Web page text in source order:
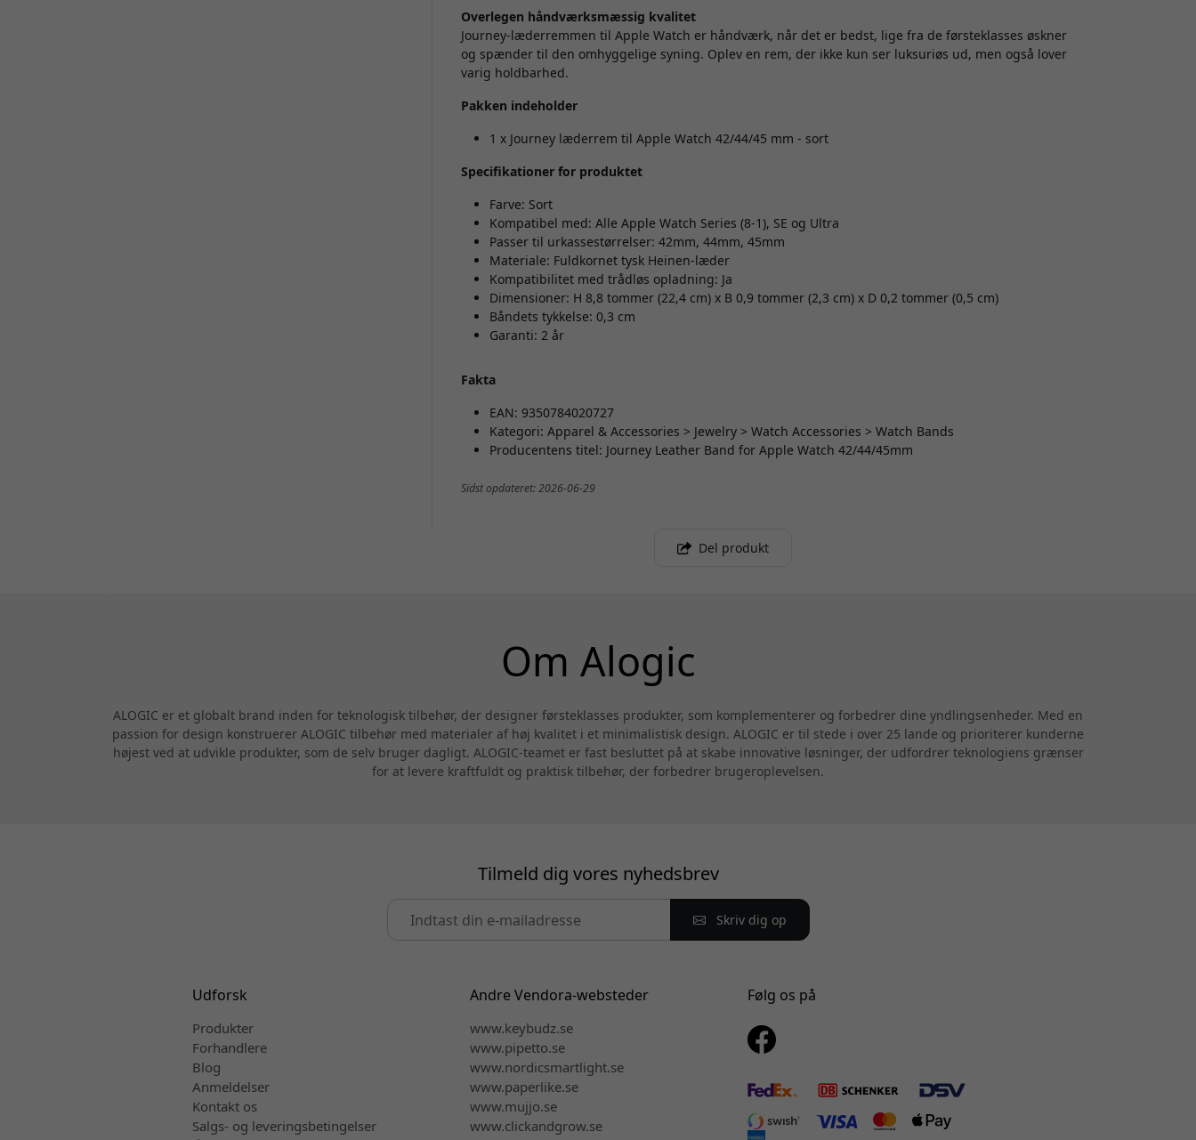
Overlegen håndværksmæssig kvalitet
Journey-læderremmen til Apple Watch er håndværk, når det er bedst, lige fra de førsteklasses øskner
og spænder til den omhyggelige syning. Oplev en rem, der ikke kun ser luksuriøs ud, men også lover
varig holdbarhed.
Pakken indeholder
1 x Journey læderrem til Apple Watch 42/44/45 mm - sort
Specifikationer for produktet
Farve: Sort
Kompatibel med: Alle Apple Watch Series (8-1), SE og Ultra
Passer til urkassestørrelser: 42mm, 44mm, 45mm
Materiale: Fuldkornet tysk Heinen-læder
Kompatibilitet med trådløs opladning: Ja
Dimensioner: H 8,8 tommer (22,4 cm) x B 0,9 tommer (2,3 cm) x D 0,2 tommer (0,5 cm)
Båndets tykkelse: 0,3 cm
Garanti: 2 år
Fakta
EAN: 9350784020727
Kategori: Apparel & Accessories > Jewelry > Watch Accessories > Watch Bands
Producentens titel: Journey Leather Band for Apple Watch 42/44/45mm
Sidst opdateret: 2026-06-29
Del produkt
Om Alogic
ALOGIC er et globalt brand inden for teknologisk tilbehør, der designer førsteklasses produkter, som komplementerer og forbedrer dine yndlingsenheder. Med en
passion for design konstruerer ALOGIC tilbehør med materialer af høj kvalitet i et minimalistisk design. ALOGIC er til stede i over 25 lande og prioriterer kunderne
højest ved at udvikle produkter, som de selv bruger dagligt. ALOGIC-teamet er fast besluttet på at skabe innovative løsninger, der udfordrer teknologiens grænser
for at levere kraftfuldt og praktisk tilbehør, der forbedrer brugeroplevelsen.
Tilmeld dig vores nyhedsbrev
Skriv dig op
Udforsk
Produkter
Forhandlere
Blog
Anmeldelser
Kontakt os
Salgs- og leveringsbetingelser
Andre Vendora-websteder
www.keybudz.se
www.pipetto.se
www.nordicsmartlight.se
www.paperlike.se
www.mujjo.se
www.clickandgrow.se
Følg os på